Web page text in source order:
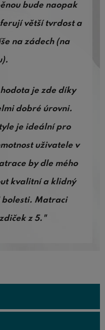
bude naopak
větší tvrdost a
na zádech (na
je zde díky
dobré úrovni.
je ideální pro
uživatele v
by dle mého
kvalitní a klidný
bolesti. Matraci
z 5."